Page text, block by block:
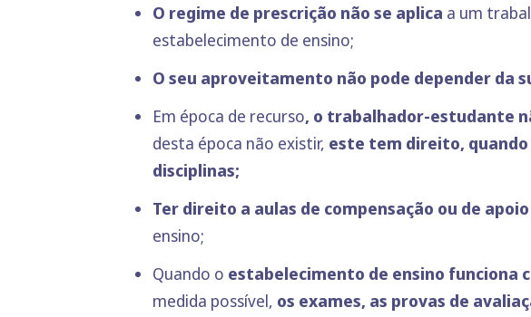
O regime de prescrição não se aplica a um
estabelecimento de ensino;
O seu aproveitamento não pode depender da
Em época de recurso, o trabalhador-estudante
desta época não existir, este tem direito, quando
disciplinas;
Ter direito a aulas de compensação ou de
ensino;
Quando o estabelecimento de ensino funciona
medida possível, os exames, as provas de